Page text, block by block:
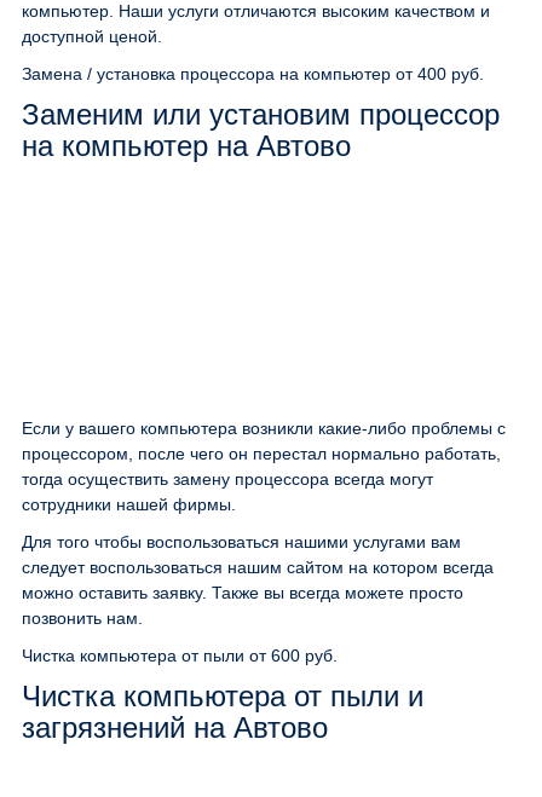
компьютер. Наши услуги отличаются высоким качеством и
доступной ценой.
Замена / установка процессора на компьютер от 400 руб.
Заменим или установим процессор
на компьютер на Автово
Если у вашего компьютера возникли какие-либо проблемы с
процессором, после чего он перестал нормально работать,
тогда осуществить замену процессора всегда могут
сотрудники нашей фирмы.
Для того чтобы воспользоваться нашими услугами вам
следует воспользоваться нашим сайтом на котором всегда
можно оставить заявку. Также вы всегда можете просто
позвонить нам.
Чистка компьютера от пыли от 600 руб.
Чистка компьютера от пыли и
загрязнений на Автово